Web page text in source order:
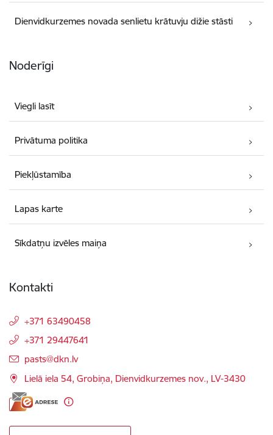
Dienvidkurzemes novada senlietu krātuvju dižie stāsti
Noderīgi
Viegli lasīt
Privātuma politika
Piekļūstamība
Lapas karte
Sīkdatņu izvēles maiņa
Kontakti
+371 63490458
+371 29447641
E-pasts:
pasts@dkn.lv
Lielā iela 54, Grobiņa, Dienvidkurzemes nov., LV-3430